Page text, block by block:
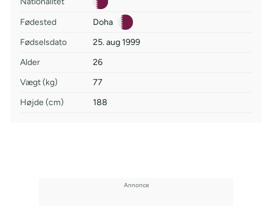
Fødested
Doha
Fødselsdato
25. aug 1999
Alder
26
Vægt (kg)
77
Højde (cm)
188